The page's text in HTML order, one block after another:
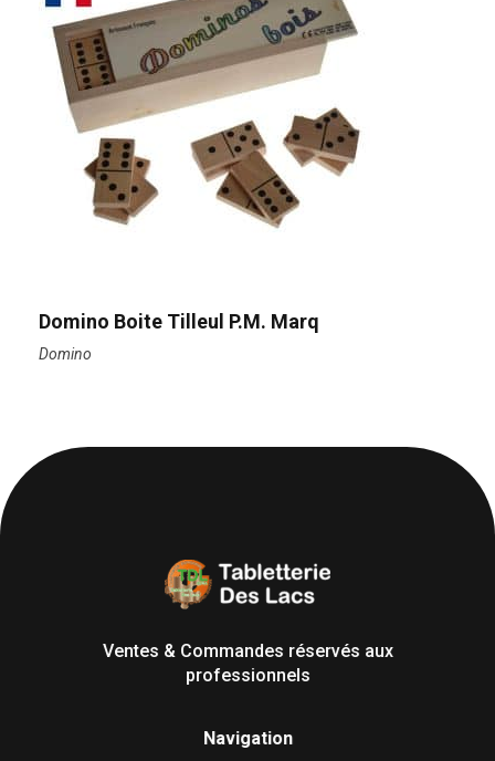
Domino Boite Tilleul P.M. Marq
Domino
Ventes & Commandes réservés aux
professionnels
Navigation